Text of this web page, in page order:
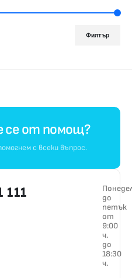
Филтър
се от помощ?
с всеки въпрос.
111
до
петък
от
9:00
ч.
до
18:30
ч.